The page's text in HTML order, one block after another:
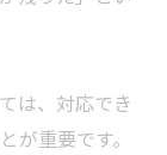
は、対応でき
が重要です。